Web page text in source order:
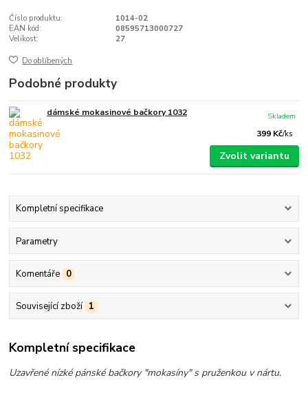
Číslo produktu:
1014-02
EAN kód:
08595713000727
Velikost:
27
Do oblíbených
Podobné produkty
dámské mokasinové bačkory 1032
399 Kč/ks
Skladem
Zvolit variantu
Kompletní specifikace
Parametry
Komentáře 0
Související zboží 1
Kompletní specifikace
Uzavřené nízké pánské bačkory "mokasíny" s pruženkou v nártu.